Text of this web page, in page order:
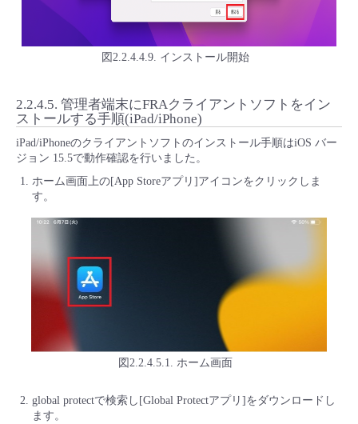
図2.2.4.4.9. インストール開始
2.2.4.5. 管理者端末にFRAクライアントソフトをイン
ストールする手順(iPad/iPhone)
iPad/iPhoneのクライアントソフトのインストール手順はiOS バー
ジョン 15.5で動作確認を行いました。
ホーム画面上の[App Storeアプリ]アイコンをクリックしま
す。
図2.2.4.5.1. ホーム画面
global protectで検索し[Global Protectアプリ]をダウンロードし
ます。